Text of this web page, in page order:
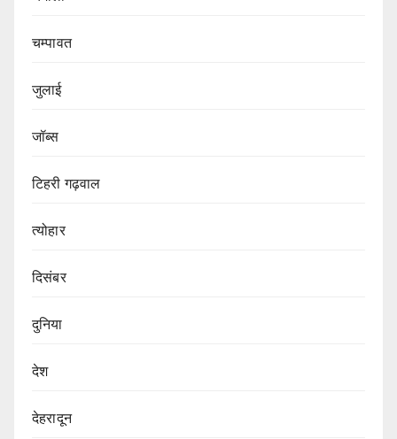
चम्पावत
जुलाई
जॉब्स
टिहरी गढ़वाल
त्योहार
दिसंबर
दुनिया
देश
देहरादून